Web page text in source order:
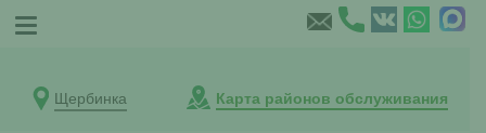
Щербинка Карта районов обслуживания